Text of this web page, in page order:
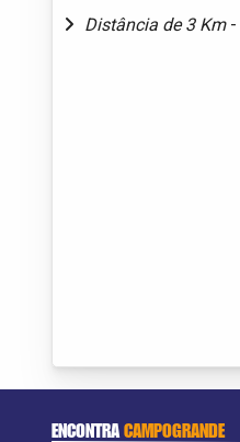
Distância de 3 Km -
ENCONTRACAMPOGRANDE